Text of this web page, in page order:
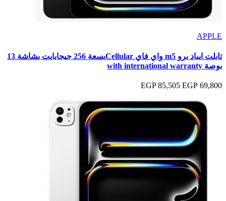
APPLE
تابلت ايباد برو m5 واي فاي Cellularبسعة 256 جيجابايت بشاشة 13
بوصة with international warranty
69,800 EGP
85,505 EGP